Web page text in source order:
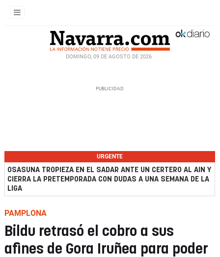
DOMINGO, 09 DE AGOSTO DE 2026
URGENTE
OSASUNA TROPIEZA EN EL SADAR ANTE UN CERTERO AL AIN Y
CIERRA LA PRETEMPORADA CON DUDAS A UNA SEMANA DE LA
LIGA
PAMPLONA
Bildu retrasó el cobro a sus
afines de Gora Iruñea para poder